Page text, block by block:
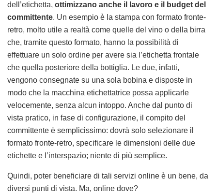
dell’etichetta, ottimizzano anche il lavoro e il budget del
committente. Un esempio è la stampa con formato fronte-
retro, molto utile a realtà come quelle del vino o della birra
che, tramite questo formato, hanno la possibilità di
effettuare un solo ordine per avere sia l’etichetta frontale
che quella posteriore della bottiglia. Le due, infatti,
vengono consegnate su una sola bobina e disposte in
modo che la macchina etichettatrice possa applicarle
velocemente, senza alcun intoppo. Anche dal punto di
vista pratico, in fase di configurazione, il compito del
committente è semplicissimo: dovrà solo selezionare il
formato fronte-retro, specificare le dimensioni delle due
etichette e l’interspazio; niente di più semplice.
Quindi, poter beneficiare di tali servizi online è un bene, da
diversi punti di vista. Ma, online dove?